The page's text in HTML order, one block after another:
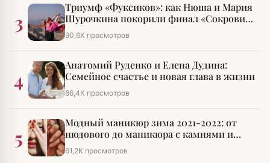
3
Триумф «Фуксиков»: как Нюша и Мария
Шурочкина покорили финал «Сокровищ
императора»
90,6К просмотров
4
Анатомий Руденко и Елена Дудина:
Семейное счастье и новая глава в жизни
86,4К просмотров
5
Модный маникюр зима 2021-2022: от
нюдового до маникюра с камнями и
стразами
61,2К просмотров